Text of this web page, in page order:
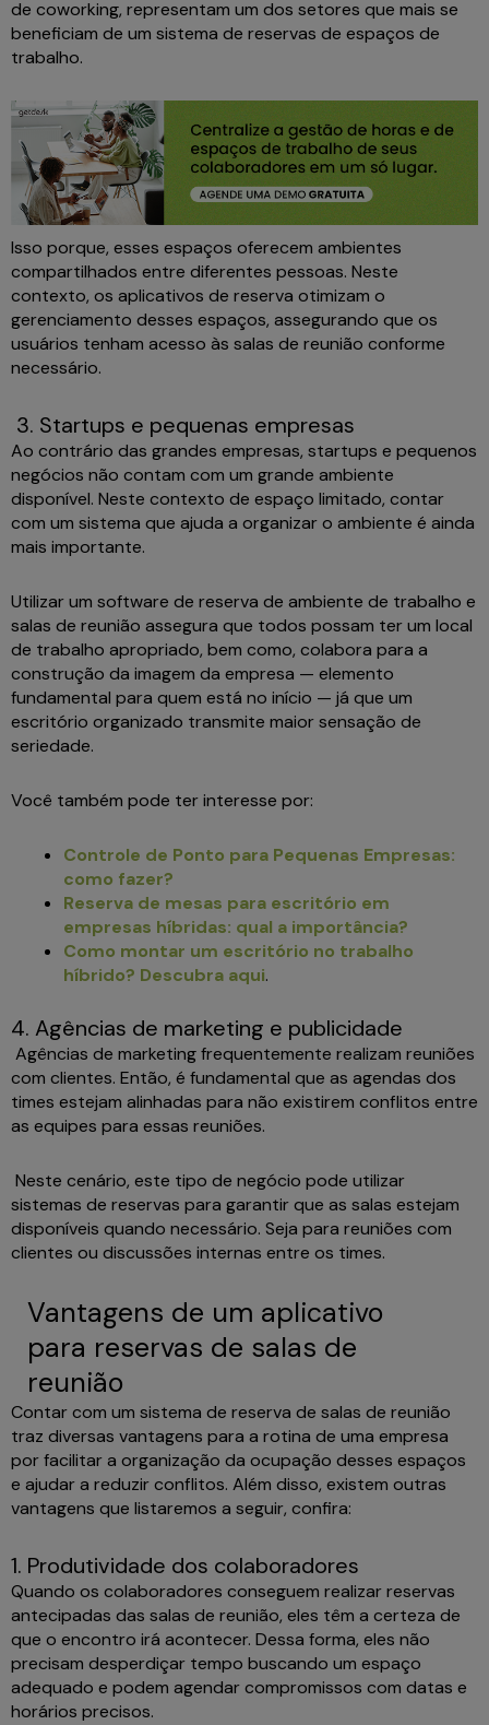
de coworking, representam um dos setores que mais se
beneficiam de um sistema de reservas de espaços de
trabalho.
Isso porque, esses espaços oferecem ambientes
compartilhados entre diferentes pessoas. Neste
contexto, os aplicativos de reserva otimizam o
gerenciamento desses espaços, assegurando que os
usuários tenham acesso às salas de reunião conforme
necessário.
3. Startups e pequenas empresas
Ao contrário das grandes empresas, startups e pequenos
negócios não contam com um grande ambiente
disponível. Neste contexto de espaço limitado, contar
com um sistema que ajuda a organizar o ambiente é ainda
mais importante.
Utilizar um software de reserva de ambiente de trabalho e
salas de reunião assegura que todos possam ter um local
de trabalho apropriado, bem como, colabora para a
construção da imagem da empresa — elemento
fundamental para quem está no início — já que um
escritório organizado transmite maior sensação de
seriedade.
Você também pode ter interesse por:
Controle de Ponto para Pequenas Empresas:
como fazer?
Reserva de mesas para escritório em
empresas híbridas: qual a importância?
Como montar um escritório no trabalho
híbrido? Descubra aqui.
4. Agências de marketing e publicidade
Agências de marketing frequentemente realizam reuniões
com clientes. Então, é fundamental que as agendas dos
times estejam alinhadas para não existirem conflitos entre
as equipes para essas reuniões.
Neste cenário, este tipo de negócio pode utilizar
sistemas de reservas para garantir que as salas estejam
disponíveis quando necessário. Seja para reuniões com
clientes ou discussões internas entre os times.
Vantagens de um aplicativo
para reservas de salas de
reunião
Contar com um sistema de reserva de salas de reunião
traz diversas vantagens para a rotina de uma empresa
por facilitar a organização da ocupação desses espaços
e ajudar a reduzir conflitos. Além disso, existem outras
vantagens que listaremos a seguir, confira:
1. Produtividade dos colaboradores
Quando os colaboradores conseguem realizar reservas
antecipadas das salas de reunião, eles têm a certeza de
que o encontro irá acontecer. Dessa forma, eles não
precisam desperdiçar tempo buscando um espaço
adequado e podem agendar compromissos com datas e
horários precisos.